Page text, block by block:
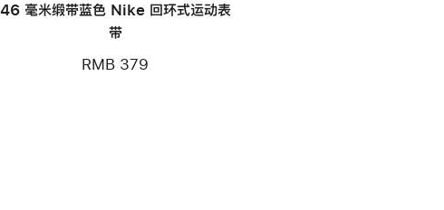
46 毫米缎带蓝色 Nike 回环式运动表
带
RMB 379